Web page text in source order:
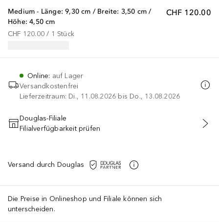
CHF 120.00
Medium - Länge: 9,30 cm / Breite: 3,50 cm /
Höhe: 4,50 cm
CHF 120.00 / 1 Stück
Online: auf Lager
Versandkostenfrei
Lieferzeitraum: Di., 11.08.2026 bis Do., 13.08.2026
IN DEN WARENKORB
Douglas-Filiale
Filialverfügbarkeit prüfen
Versand durch Douglas
Die Preise in Onlineshop und Filiale können sich
unterscheiden.